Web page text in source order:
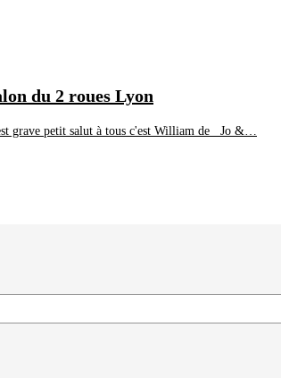
du 2 roues Lyon
grave petit salut à tous c'est William de Jo &…